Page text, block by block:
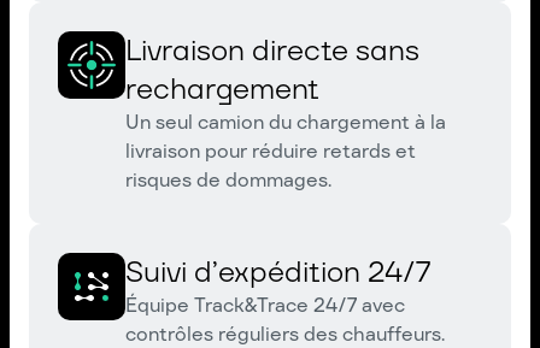
Livraison directe sans
rechargement
Un seul camion du chargement à la
livraison pour réduire retards et
risques de dommages.
Suivi d’expédition 24/7
Équipe Track&Trace 24/7 avec
contrôles réguliers des chauffeurs.